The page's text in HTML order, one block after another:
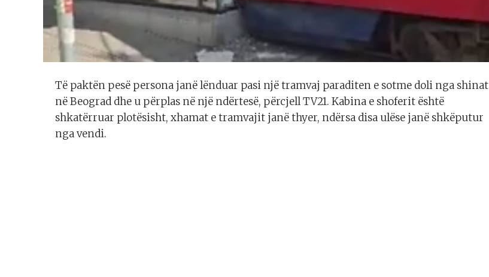
Të paktën pesë persona janë lënduar pasi një tramvaj paraditen e sotme doli nga shinat
në Beograd dhe u përplas në një ndërtesë, përcjell TV21. Kabina e shoferit është
shkatërruar plotësisht, xhamat e tramvajit janë thyer, ndërsa disa ulëse janë shkëputur
nga vendi.